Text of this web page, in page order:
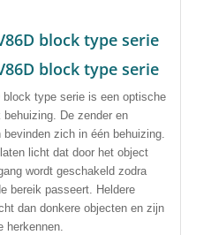
block type serie
block type serie
block type serie is een optische
De zender en
zich in één behuizing.
licht dat door het object
wordt geschakeld zodra
bereik passeert. Heldere
dan donkere objecten en zijn
herkennen.